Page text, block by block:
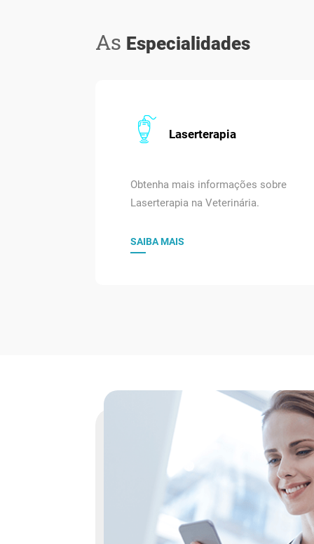
As Especialidades
Laserterapia
Obtenha mais informações sobre
Laserterapia na Veterinária.
SAIBA MAIS